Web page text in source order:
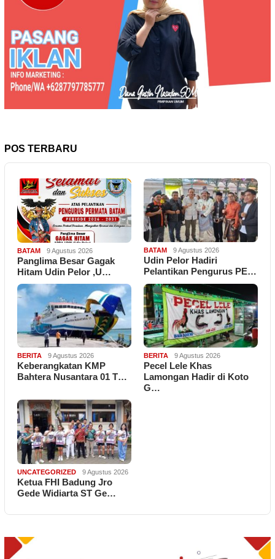
POS TERBARU
BATAM 9 Agustus 2026
Panglima Besar Gagak
Hitam Udin Pelor ,U…
BATAM 9 Agustus 2026
Udin Pelor Hadiri
Pelantikan Pengurus PE…
BERITA 9 Agustus 2026
Keberangkatan KMP
Bahtera Nusantara 01 T…
BERITA 9 Agustus 2026
Pecel Lele Khas
Lamongan Hadir di Koto
G…
UNCATEGORIZED 9 Agustus 2026
Ketua FHI Badung Jro
Gede Widiarta ST Ge…